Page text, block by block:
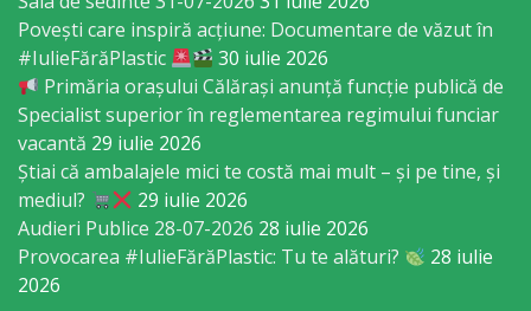
Sportului
Specialist
pentru
Planificare,
Economist
Primar
Povești care inspiră acțiune: Documentare de văzut în
#IulieFărăPlastic
30 iulie 2026
Primăria orașului Călărași anunță funcție publică de
Specialist superior în reglementarea regimului funciar
vacantă 29 iulie 2026
Știai că ambalajele mici te costă mai mult – și pe tine, și
mediul?
29 iulie 2026
Audieri Publice 28-07-2026 28 iulie 2026
Provocarea #IulieFărăPlastic: Tu te alături?
28 iulie
2026